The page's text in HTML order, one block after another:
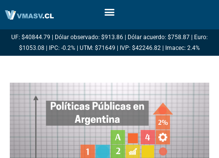
UF: $40844.79 | Dólar observado: $913.86 | Dólar acuerdo: $758.87 | Euro:
$1053.08 | IPC: -0.2% | UTM: $71649 | IVP: $42246.82 | Imacec: 2.4%